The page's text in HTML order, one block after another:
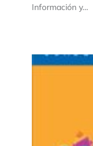
Información y…